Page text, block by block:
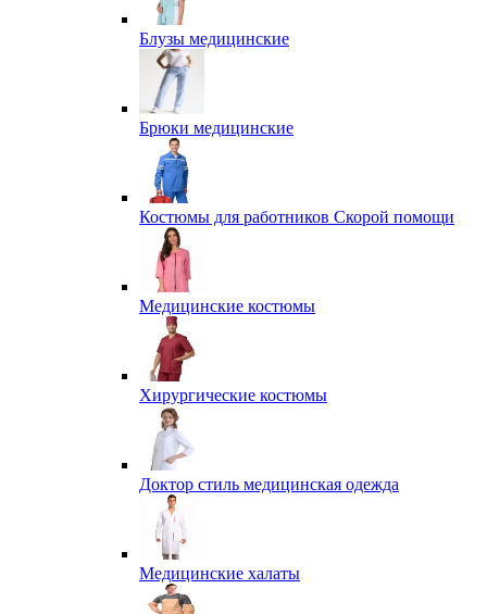
Блузы медицинские
Брюки медицинские
Костюмы для работников Скорой помощи
Медицинские костюмы
Хирургические костюмы
Доктор стиль медицинская одежда
Медицинские халаты